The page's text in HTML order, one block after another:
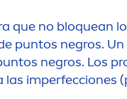
que no bloquean
puntos negros.
negros. Los
las imperfecciones